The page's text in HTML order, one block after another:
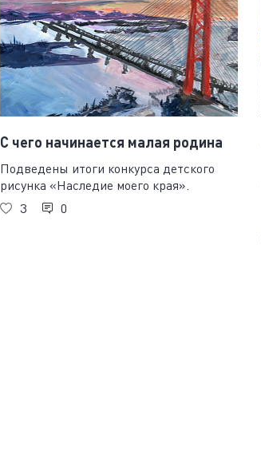
С чего начинается малая родина
Подведены итоги конкурса детского
рисунка «Наследие моего края».
3
0